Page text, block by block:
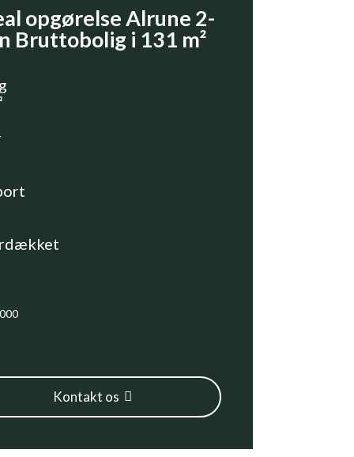
opgørelse Alrune 2-
Bruttobolig i 131 m²
Kontakt os